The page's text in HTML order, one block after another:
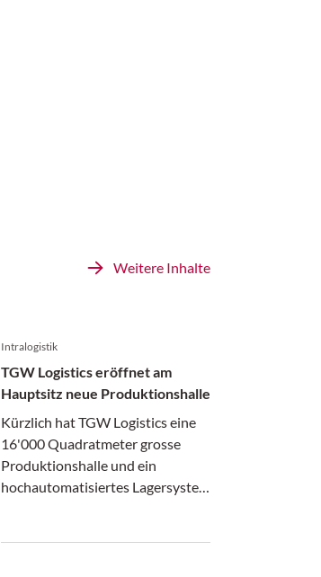
Weitere Inhalte
Intralogistik
TGW Logistics eröffnet am
Hauptsitz neue Produktionshalle
Kürzlich hat TGW Logistics eine
16'000 Quadratmeter grosse
Produktionshalle und ein
hochautomatisiertes Lagersystem